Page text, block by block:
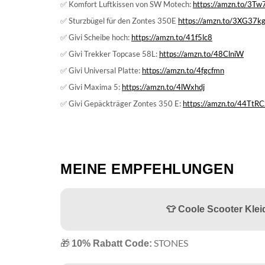
✅ Komfort Luftkissen von SW Motech: https://amzn.to/
✅ Sturzbügel für den Zontes 350E https://amzn.to/3XG37kg
✅ Givi Scheibe hoch: https://amzn.to/41f5lc8
✅ Givi Trekker Topcase 58L: https://amzn.to/48ClniW
✅ Givi Universal Platte: https://amzn.to/4fgcfmn
✅ Givi Maxima 5: https://amzn.to/4lWxhdj
✅ Givi Gepäckträger Zontes 350 E: https://amzn.to/
MEINE EMPFEHLUNGEN
👕 Coole Scooter
🎁 10% Rabatt Code: STONES